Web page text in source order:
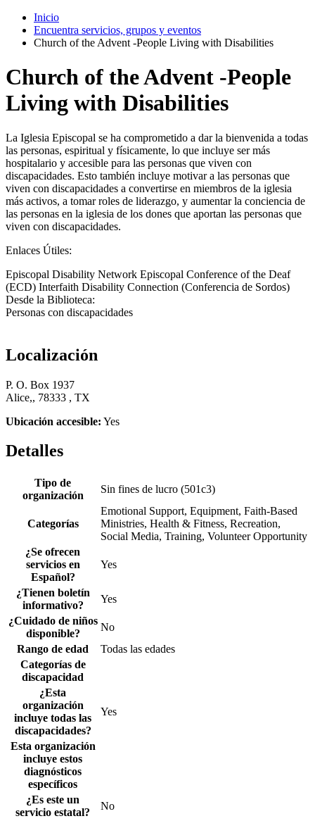
Inicio
Encuentra servicios, grupos y eventos
Church of the Advent -People Living with Disabilities
Church of the Advent -People
Living with Disabilities
La Iglesia Episcopal se ha comprometido a dar la bienvenida a todas
las personas, espiritual y físicamente, lo que incluye ser más
hospitalario y accesible para las personas que viven con
discapacidades. Esto también incluye motivar a las personas que
viven con discapacidades a convertirse en miembros de la iglesia
más activos, a tomar roles de liderazgo, y aumentar la conciencia de
las personas en la iglesia de los dones que aportan las personas que
viven con discapacidades.
Enlaces Útiles:
Episcopal Disability Network Episcopal Conference of the Deaf
(ECD) Interfaith Disability Connection (Conferencia de Sordos)
Desde la Biblioteca:
Personas con discapacidades
Localización
P. O. Box 1937
Alice,, 78333 , TX
Ubicación accesible: Yes
Detalles
Tipo de
organización
Sin fines de lucro (501c3)
Categorías
Emotional Support, Equipment, Faith-Based
Ministries, Health & Fitness, Recreation,
Social Media, Training, Volunteer Opportunity
¿Se ofrecen
servicios en
Español?
Yes
¿Tienen boletín
informativo?
Yes
¿Cuidado de niños
disponible?
No
Rango de edad
Todas las edades
Categorías de
discapacidad
¿Esta
organización
incluye todas las
discapacidades?
Yes
Esta organización
incluye estos
diagnósticos
específicos
¿Es este un
servicio estatal?
No